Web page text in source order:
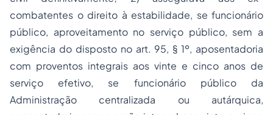
combatentes o direito à estabilidade, se funcionário
público, aproveitamento no serviço público, sem a
exigência do disposto no art. 95, § 1º, aposentadoria
com proventos integrais aos vinte e cinco anos de
serviço efetivo, se funcionário público da
Administração centralizada ou autárquica,